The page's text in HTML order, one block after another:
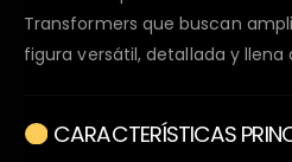
Transformers que buscan
figura versátil, detallada y llena
CARACTERÍSTICAS